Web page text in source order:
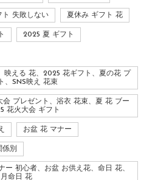
ト 失敗しない 夏休み ギフト 花
2025 夏 ギフト
映える 花、2025 花ギフト、夏の花 プ
、SNS映え 花束
プレゼント、浴衣 花束、夏 花 ブー
花火大会 ギフト
お盆 花 マナー
別
ー 初心者、お盆 お供え花、命日 花、
月命日 花